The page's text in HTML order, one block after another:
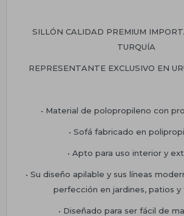
SILLÓN CALIDAD PREMIUM
TURQUÍA
REPRESENTANTE EXCLUSIVO EN
• Material de polopropileno con
• Sofá fabricado en
• Apto para uso interior y
• Su diseño apilable y sus líneas
perfección en jardines, patios y
• Diseñado para ser fácil de